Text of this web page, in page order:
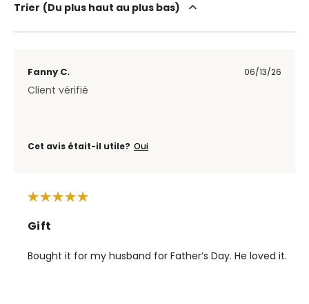
Trier Du plus haut au plus bas
Fanny C. 06/13/26
Client vérifié
Cet avis était-il utile? Oui
Gift
Bought it for my husband for Father’s Day. He loved it.